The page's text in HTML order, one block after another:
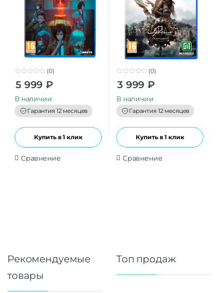
o
t
o
f
5
(0)
5 999 ₽
В наличии
Гарантия 12 месяцев
Купить в 1 клик
Сравнение
o
t
o
f
5
(0)
3 999 ₽
В наличии
Гарантия 12 месяцев
Купить в 1 клик
Сравнение
Рекомендуемые
товары
Топ продаж